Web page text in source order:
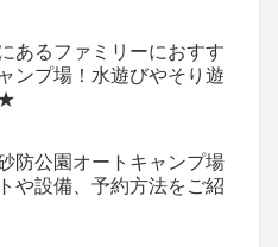
あるファミリーにおすす
ンプ場！水遊びやそり遊
防公園オートキャンプ場
トや設備、予約方法をご紹